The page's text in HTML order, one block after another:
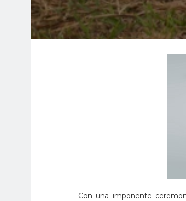
Con una imponente